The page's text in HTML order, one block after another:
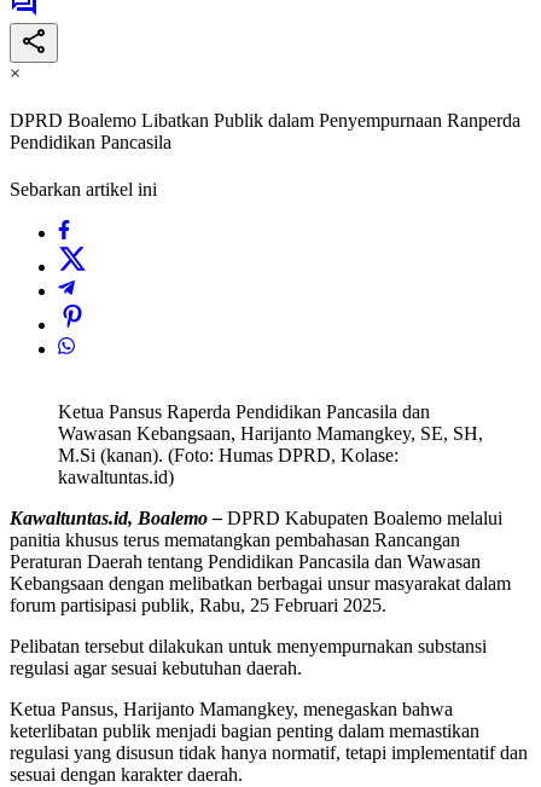
×
DPRD Boalemo Libatkan Publik dalam Penyempurnaan Ranperda
Pendidikan Pancasila
Sebarkan artikel ini
Ketua Pansus Raperda Pendidikan Pancasila dan
Wawasan Kebangsaan, Harijanto Mamangkey, SE, SH,
M.Si (kanan). (Foto: Humas DPRD, Kolase:
kawaltuntas.id)
Kawaltuntas.id, Boalemo – DPRD Kabupaten Boalemo melalui
panitia khusus terus mematangkan pembahasan Rancangan
Peraturan Daerah tentang Pendidikan Pancasila dan Wawasan
Kebangsaan dengan melibatkan berbagai unsur masyarakat dalam
forum partisipasi publik, Rabu, 25 Februari 2025.
Pelibatan tersebut dilakukan untuk menyempurnakan substansi
regulasi agar sesuai kebutuhan daerah.
Ketua Pansus, Harijanto Mamangkey, menegaskan bahwa
keterlibatan publik menjadi bagian penting dalam memastikan
regulasi yang disusun tidak hanya normatif, tetapi implementatif dan
sesuai dengan karakter daerah.